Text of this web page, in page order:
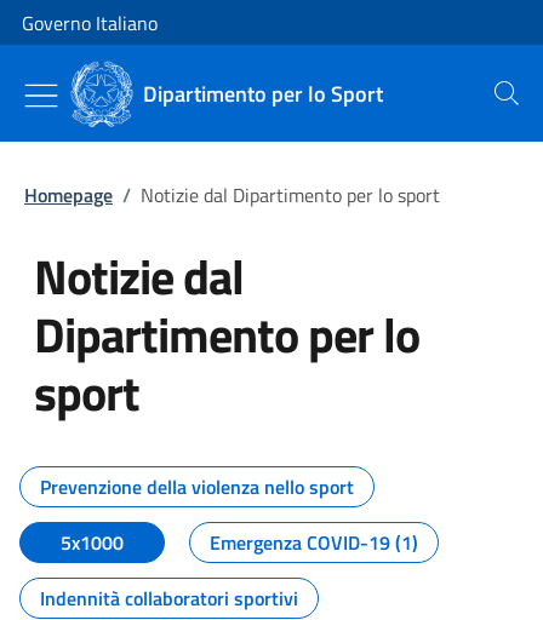
Vai al contenuto
Vai alla navigazione del sito
Governo Italiano
Dipartimento per lo Sport Cerca
Homepage / Notizie dal Dipartimento per lo sport
Notizie dal
Dipartimento per lo
sport
Tutti i contenuti della pagina
Prevenzione della violenza nello sport
5x1000
Emergenza COVID-19 (1)
Indennità collaboratori sportivi